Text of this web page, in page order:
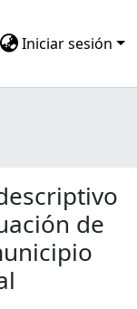
Iniciar sesión
de